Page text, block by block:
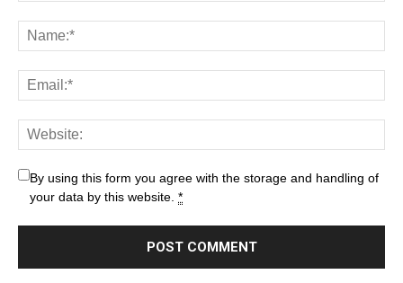
By using this form you agree with the storage and handling of
your data by this website. *